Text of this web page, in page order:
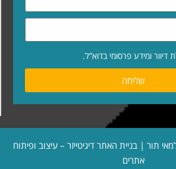
ומידע פרסומי בדוא”ל.
שליחה
תור | בניית האתר דיגיטייזר – עיצוב ופיתוח
אתרים